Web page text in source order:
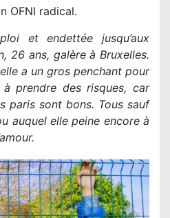
OFNI radical.
et endettée jusqu’aux
26 ans, galère à Bruxelles.
a un gros penchant pour
prendre des risques, car
paris sont bons. Tous sauf
auquel elle peine encore à